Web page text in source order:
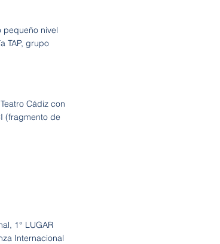
pequeño nivel
TAP, grupo
Cádiz con
(fragmento de
1° LUGAR
Internacional